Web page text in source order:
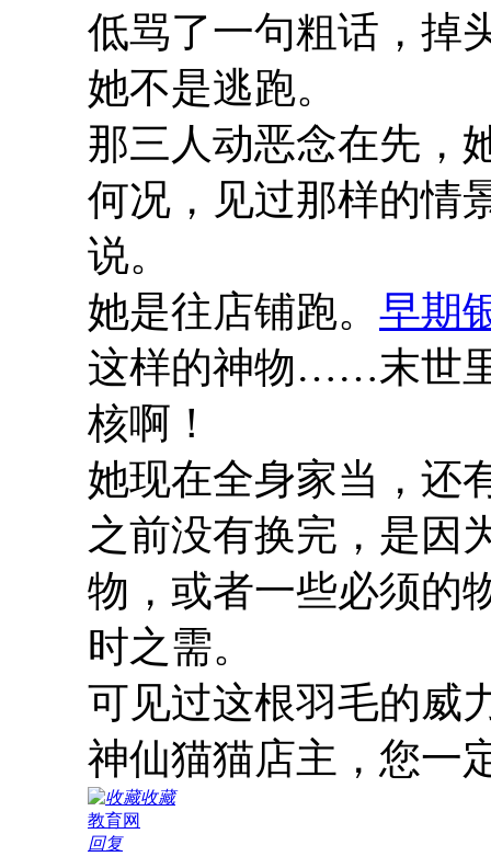
低骂了一句粗话，掉
她不是逃跑。
那三人动恶念在先，
何况，见过那样的情
说。
她是往店铺跑。 早期
这样的神物……末世
核啊！
她现在全身家当，还
之前没有换完，是因
物，或者一些必须的
时之需。
可见过这根羽毛的威
神仙猫猫店主，您一
收藏
教育网
回复